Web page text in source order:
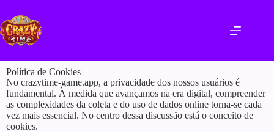
Política de Cookies
No crazytime-game.app, a privacidade dos nossos usuários é
fundamental. À medida que avançamos na era digital, compreender
as complexidades da coleta e do uso de dados online torna-se cada
vez mais essencial. No centro dessa discussão está o conceito de
cookies.